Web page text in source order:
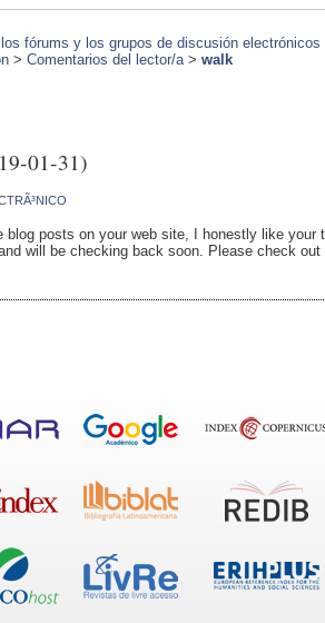
fórums y los grupos de discusión
> Comentarios del lector/a> walk
01-31)
blog posts on your web site, I honestly like your
will be checking back soon. Please check